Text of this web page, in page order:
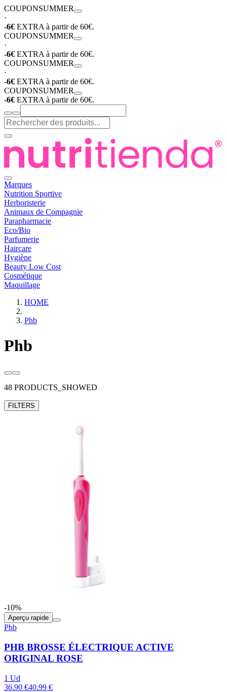
COUPONSUMMER
·
-6€ EXTRA à partir de 60€.
COUPONSUMMER
·
-6€ EXTRA à partir de 60€.
COUPONSUMMER
·
-6€ EXTRA à partir de 60€.
COUPONSUMMER
-6€ EXTRA à partir de 60€.
Marques
Nutrition Sportive
Herboristerie
Animaux de Compagnie
Parapharmacie
Eco/Bio
Parfumerie
Haircare
Hygiène
Beauty Low Cost
Cosmétique
Maquillage
HOME
Phb
Phb
48 PRODUCTS_SHOWED
FILTERS
-10%
Aperçu rapide
Phb
PHB BROSSE ÉLECTRIQUE ACTIVE
ORIGINAL ROSE
1 Ud
36.90 €40.99 €